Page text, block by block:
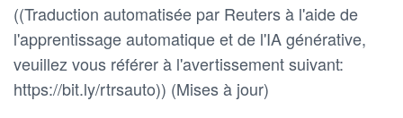
((Traduction automatisée par Reuters à l'aide de
l'apprentissage automatique et de l'IA générative,
veuillez vous référer à l'avertissement suivant:
https://bit.ly/rtrsauto)) (Mises à jour)